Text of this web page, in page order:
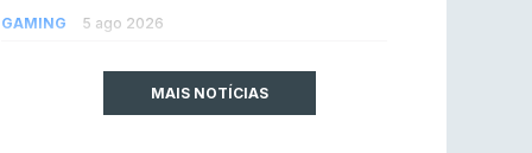
GAMING 5 ago 2026
MAIS NOTÍCIAS